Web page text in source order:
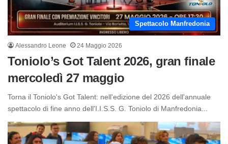
Spettacolo Manfredonia
Alessandro Leone 24 Maggio 2026
Toniolo’s Got Talent 2026, gran finale
mercoledì 27 maggio
Torna il Toniolo's Got Talent: nell'edizione del 2026 dell'annuale
spettacolo di fine anno dell'I.I.S.S. G. Toniolo di Manfredonia...